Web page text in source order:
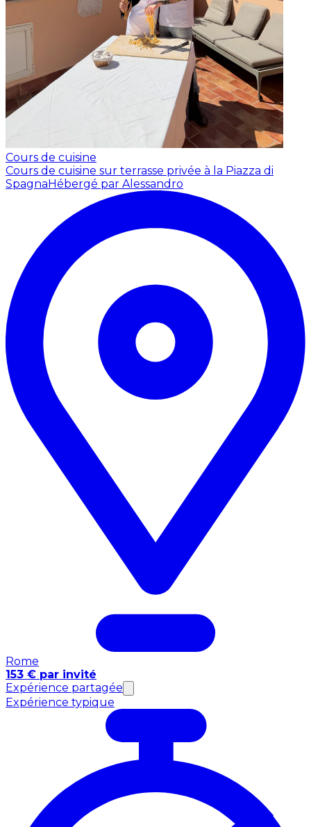
Cours de cuisine
Cours de cuisine sur terrasse privée à la Piazza di
SpagnaHébergé par Alessandro
Rome
153 € par invité
Expérience partagée
Expérience typique